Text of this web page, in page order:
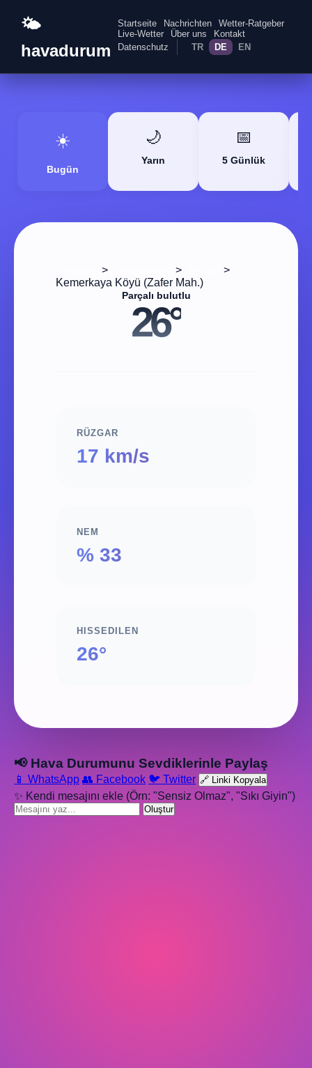
🌤️
havadurum
Startseite Nachrichten
Wetter-Ratgeber
Live-Wetter
Über uns
Kontakt
Datenschutz
TR DE EN
☀️
Bugün
🌙
Yarın
📅
5 Günlük
> >
>
Kemerkaya Köyü (Zafer Mah.)
Parçalı bulutlu
26°
RÜZGAR
17 km/s
NEM
% 33
HISSEDILEN
26°
📢 Hava Durumunu Sevdiklerinle Paylaş
📱 WhatsApp 👥 Facebook 🐦 Twitter 🔗 Linki Kopyala
✨ Kendi mesajını ekle (Örn: "Sensiz Olmaz", "Sıkı Giyin")
Oluştur